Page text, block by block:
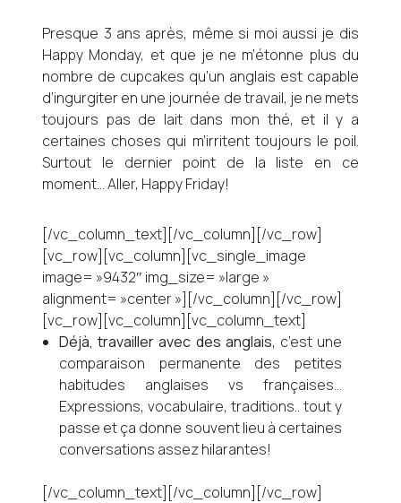
Presque 3 ans après, même si moi aussi je dis
Happy Monday, et que je ne m’étonne plus du
nombre de cupcakes qu’un anglais est capable
d’ingurgiter en une journée de travail, je ne mets
toujours pas de lait dans mon thé, et il y a
certaines choses qui m’irritent toujours le poil.
Surtout le dernier point de la liste en ce
moment… Aller, Happy Friday!
[/vc_column_text][/vc_column][/vc_row]
[vc_row][vc_column][vc_single_image
image= »9432″ img_size= »large »
alignment= »center »][/vc_column][/vc_row]
[vc_row][vc_column][vc_column_text]
Déjà, travailler avec des anglais, c’est une
comparaison permanente des petites
habitudes anglaises vs françaises…
Expressions, vocabulaire, traditions.. tout y
passe et ça donne souvent lieu à certaines
conversations assez hilarantes!
[/vc_column_text][/vc_column][/vc_row]